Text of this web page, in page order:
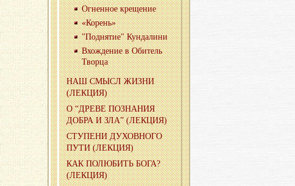
Ог­нен­ное кре­ще­ние
«Ко­рень»
"Под­ня­тие" Кун­да­ли­ни
Вхож­де­ние в Оби­тель
Твор­ца
НАШ СМЫСЛ ЖИЗНИ
(ЛЕК­ЦИЯ)
О “ДРЕВЕ ПО­ЗНА­НИЯ
ДОБРА И ЗЛА” (ЛЕК­ЦИЯ)
СТУ­ПЕ­НИ ДУ­ХОВ­НО­ГО
ПУТИ (ЛЕК­ЦИЯ)
КАК ПО­ЛЮ­БИТЬ БОГА?
(ЛЕК­ЦИЯ)